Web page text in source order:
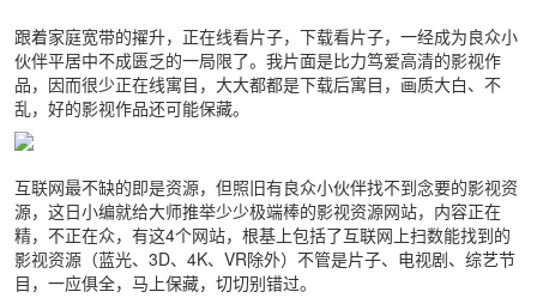
跟着家庭宽带的擢升，正在线看片子，下载看片子，一经成为良众小
伙伴平居中不成匮乏的一局限了。我片面是比力笃爱高清的影视作
品，因而很少正在线寓目，大大都都是下载后寓目，画质大白、不
乱，好的影视作品还可能保藏。
互联网最不缺的即是资源，但照旧有良众小伙伴找不到念要的影视资
源，这日小编就给大师推举少少极端棒的影视资源网站，内容正在
精，不正在众，有这4个网站，根基上包括了互联网上扫数能找到的
影视资源（蓝光、3D、4K、VR除外）不管是片子、电视剧、综艺节
目，一应俱全，马上保藏，切切别错过。